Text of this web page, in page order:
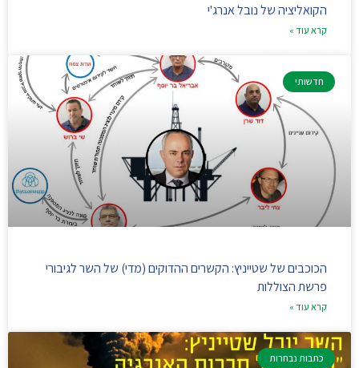
הקואליציה של נובל אנרג'י
קרא עוד »
חדשותי
הכוכבים של שטייניץ: הקשרים ההדוקים (מדי) של השר לגיבורי
פרשת הצוללות
קרא עוד »
כתבות נבחרות